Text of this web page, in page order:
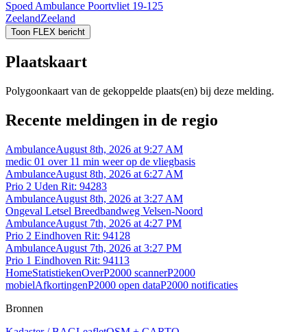
Spoed Ambulance Poortvliet 19-125
ZeelandZeeland
Toon FLEX bericht
Plaatskaart
Polygoonkaart van de gekoppelde plaats(en) bij deze melding.
Recente meldingen in de regio
AmbulanceAugust 8th, 2026 at 9:27 AM
medic 01 over 11 min weer op de vliegbasis
AmbulanceAugust 8th, 2026 at 6:27 AM
Prio 2 Uden Rit: 94283
AmbulanceAugust 8th, 2026 at 3:27 AM
Ongeval Letsel Breedbandweg Velsen-Noord
AmbulanceAugust 7th, 2026 at 4:27 PM
Prio 2 Eindhoven Rit: 94128
AmbulanceAugust 7th, 2026 at 3:27 PM
Prio 1 Eindhoven Rit: 94113
HomeStatistiekenOverP2000 scannerP2000
mobielAfkortingenP2000 open dataP2000 notificaties
Bronnen